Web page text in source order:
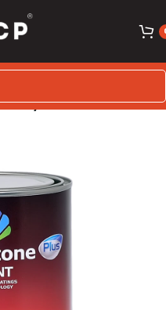
Maxytone PLUS